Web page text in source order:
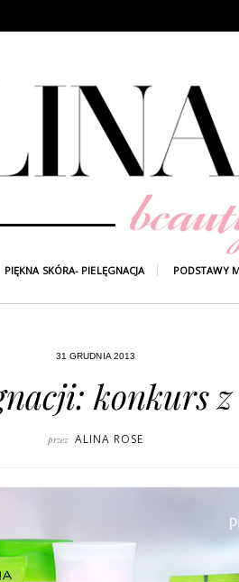
PIĘKNA SKÓRA- PIELĘGNACJA PODSTAWY
31 GRUDNIA 2013
konkurs
przez ALINA ROSE